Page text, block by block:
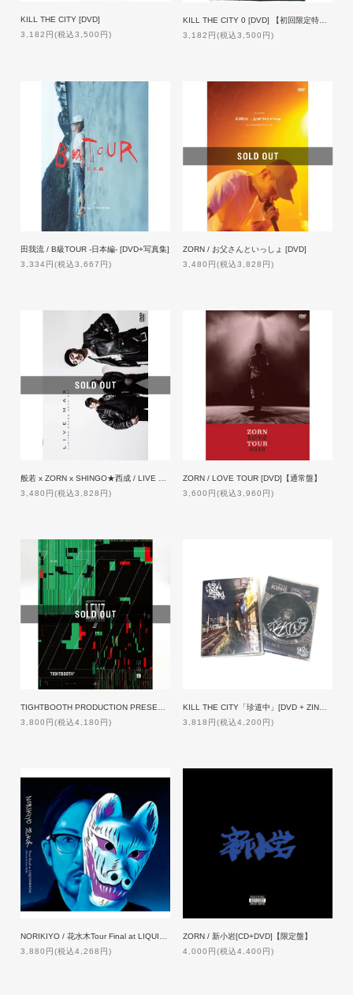
KILL THE CITY [DVD]
3,182円(税込3,500円)
3,182円(税込3,500円)
田我流 / B級TOUR -日本編- [DVD+写真集]
3,334円(税込3,667円)
ZORN / お父さんといっしょ [DVD]
3,480円(税込3,828円)
3,480円(税込3,828円)
ZORN / LOVE TOUR [DVD]【通常盤】
3,600円(税込3,960円)
3,800円(税込4,180円)
3,818円(税込4,200円)
3,880円(税込4,268円)
ZORN / 新小岩[CD+DVD]【限定盤】
4,000円(税込4,400円)